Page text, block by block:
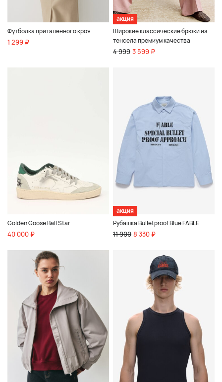
Футболка приталенного кроя
1 299 ₽
акция
Широкие классические брюки из
тенсела премиум качества
4 999 3 599 ₽
Golden Goose Ball Star
40 000 ₽
акция
Рубашка Bulletproof Blue FABLE
11 900 8 330 ₽